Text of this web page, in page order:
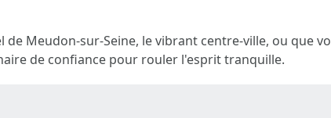
Meudon-sur-Seine, le vibrant centre-ville, ou que
de confiance pour rouler l'esprit tranquille.